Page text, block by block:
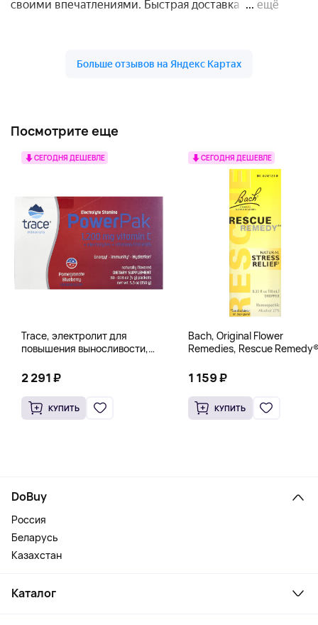
Посмотрите еще
СЕГОДНЯ ДЕШЕВЛЕ
Trace, электролит для
повышения выносливости,
и черники, 30 пакетиков по 5 г
(0,18 унции)
2 291 ₽
КУПИТЬ
СЕГОДНЯ ДЕШЕВЛЕ
Bach, Original Flower
Remedies, Rescue
снятия стресса, 10 мл
(0,35 жидк. унции)
1 159 ₽
КУПИТЬ
DoBuy
Россия
Беларусь
Казахстан
Каталог